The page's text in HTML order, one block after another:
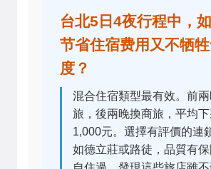
台北5日4夜行程中，
节省住宿费用又不牺
度？
混合住宿類型最有效。前
旅，後兩晚換商旅，平均
1,000元。選擇有評價的連
如德立莊或路徒，品質有